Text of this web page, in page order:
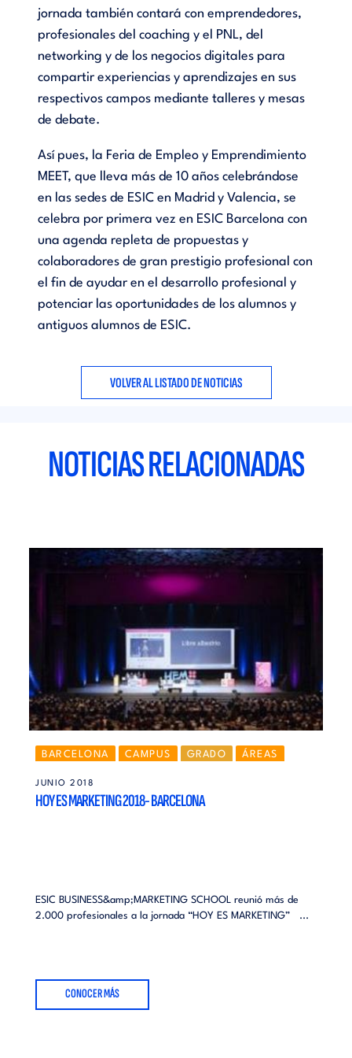
jornada también contará con emprendedores,
profesionales del coaching y el PNL, del
networking y de los negocios digitales para
compartir experiencias y aprendizajes en sus
respectivos campos mediante talleres y mesas
de debate.
Así pues, la Feria de Empleo y Emprendimiento
MEET, que lleva más de 10 años celebrándose
en las sedes de ESIC en Madrid y Valencia, se
celebra por primera vez en ESIC Barcelona con
una agenda repleta de propuestas y
colaboradores de gran prestigio profesional con
el fin de ayudar en el desarrollo profesional y
potenciar las oportunidades de los alumnos y
antiguos alumnos de ESIC.
VOLVER AL LISTADO DE NOTICIAS
NOTICIAS RELACIONADAS
BARCELONA CAMPUS GRADO ÁREAS
NOTICIAS
JUNIO 2018
HOY ES MARKETING 2018- BARCELONA
ESIC BUSINESS&amp;MARKETING SCHOOL reunió más de
2.000 profesionales a la jornada “HOY ES MARKETING” ...
CONOCER MÁS